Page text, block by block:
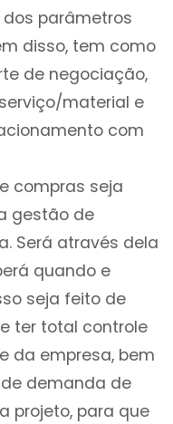
parâmetros
disso, tem como
de negociação,
material e
com
compras seja
gestão de
Será através dela
quando e
seja feito de
ter total controle
da empresa, bem
demanda de
projeto, para que